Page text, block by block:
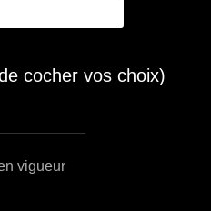
cocher vos choix)
vigueur